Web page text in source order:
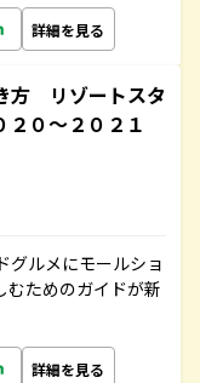
詳細を見る
方 リゾートスタ
０～２０２１
グルメにモールショ
むためのガイドが新
詳細を見る